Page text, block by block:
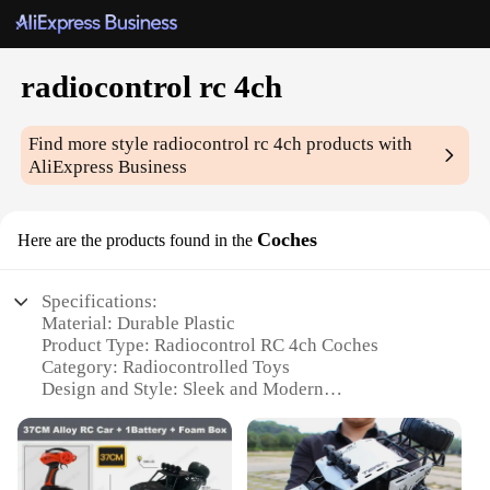
radiocontrol rc 4ch
Find more styleradiocontrol rc 4ch products with
AliExpress Business
Here are the products found in the Coches
Specifications:
Material: Durable Plastic
Product Type: Radiocontrol RC 4ch Coches
Category: Radiocontrolled Toys
Design and Style: Sleek and Modern
Stunts
Performance and Property: High-Speed and Agile
Parts and Accessories: Comprehensive Set with